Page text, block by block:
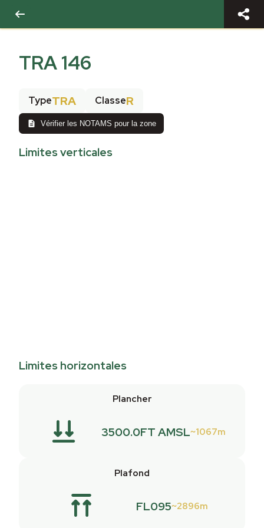
TRA 146
TypeTRA ClasseR
Vérifier les NOTAMS pour la zone
Limites verticales
Limites horizontales
Plancher
3500.0FT AMSL 1067m
Plafond
FL095 2896m